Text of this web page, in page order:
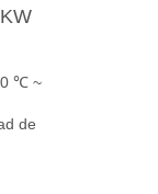
℃ ~
de